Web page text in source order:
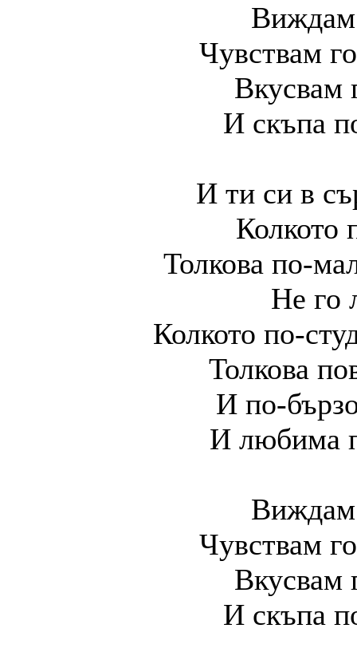
Виждам
Чувствам
Вкусвам
И скъпа
И ти си в
Колкото
Толкова по-
Не го
Колкото по-
Толкова
И по-
И любима
Виждам
Чувствам
Вкусвам
И скъпа